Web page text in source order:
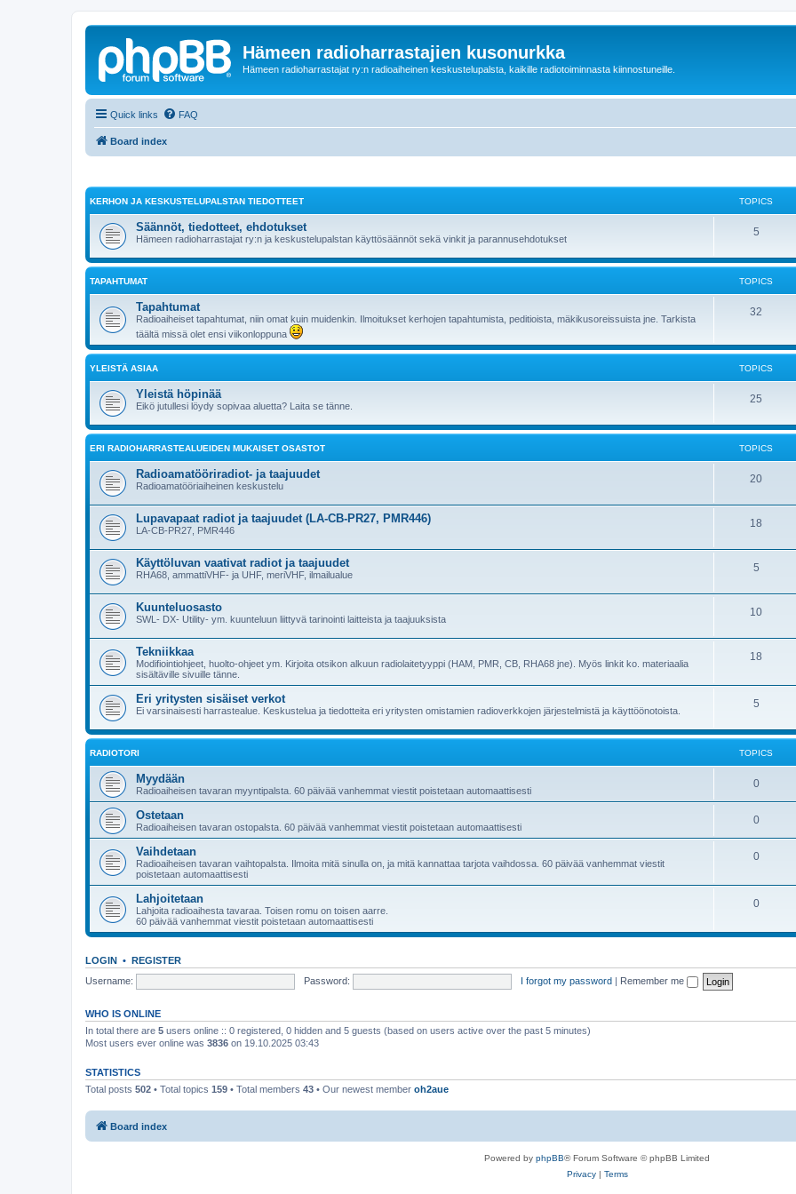
Hämeen radioharrastajien kusonurkka
Hämeen radioharrastajat ry:n radioaiheinen keskustelupalsta, kaikille radiotoiminnasta kiinnostuneille.
Quick links FAQ
Board index
KERHON JA KESKUSTELUPALSTAN TIEDOTTEET TOPICS
Säännöt, tiedotteet, ehdotukset
Hämeen radioharrastajat ry:n ja keskustelupalstan käyttösäännöt sekä vinkit ja parannusehdotukset
5
TAPAHTUMAT TOPICS
Tapahtumat
Radioaiheiset tapahtumat, niin omat kuin muidenkin. Ilmoitukset kerhojen tapahtumista, peditioista, mäkikusoreissuista jne. Tarkista
täältä missä olet ensi viikonloppuna
32
YLEISTÄ ASIAA TOPICS
Yleistä höpinää
Eikö jutullesi löydy sopivaa aluetta? Laita se tänne.
25
ERI RADIOHARRASTEALUEIDEN MUKAISET OSASTOT TOPICS
Radioamatööriradiot- ja taajuudet
Radioamatööriaiheinen keskustelu
20
Lupavapaat radiot ja taajuudet (LA-CB-PR27, PMR446)
LA-CB-PR27, PMR446
18
Käyttöluvan vaativat radiot ja taajuudet
RHA68, ammattiVHF- ja UHF, meriVHF, ilmailualue
5
Kuunteluosasto
SWL- DX- Utility- ym. kuunteluun liittyvä tarinointi laitteista ja taajuuksista
10
Tekniikkaa
Modifiointiohjeet, huolto-ohjeet ym. Kirjoita otsikon alkuun radiolaitetyyppi (HAM, PMR, CB, RHA68 jne). Myös linkit ko. materiaalia
sisältäville sivuille tänne.
18
Eri yritysten sisäiset verkot
Ei varsinaisesti harrastealue. Keskustelua ja tiedotteita eri yritysten omistamien radioverkkojen järjestelmistä ja käyttöönotoista.
5
RADIOTORI TOPICS
Myydään
Radioaiheisen tavaran myyntipalsta. 60 päivää vanhemmat viestit poistetaan automaattisesti
0
Ostetaan
Radioaiheisen tavaran ostopalsta. 60 päivää vanhemmat viestit poistetaan automaattisesti
0
Vaihdetaan
Radioaiheisen tavaran vaihtopalsta. Ilmoita mitä sinulla on, ja mitä kannattaa tarjota vaihdossa. 60 päivää vanhemmat viestit
poistetaan automaattisesti
0
Lahjoitetaan
Lahjoita radioaihesta tavaraa. Toisen romu on toisen aarre.
60 päivää vanhemmat viestit poistetaan automaattisesti
0
LOGIN • REGISTER
Username:
Password: I forgot my password | Remember me
WHO IS ONLINE
In total there are 5 users online :: 0 registered, 0 hidden and 5 guests (based on users active over the past 5 minutes)
Most users ever online was 3836 on 19.10.2025 03:43
STATISTICS
Total posts 502 • Total topics 159 • Total members 43 • Our newest member oh2aue
Board index
Powered by phpBB® Forum Software © phpBB Limited
Privacy| Terms